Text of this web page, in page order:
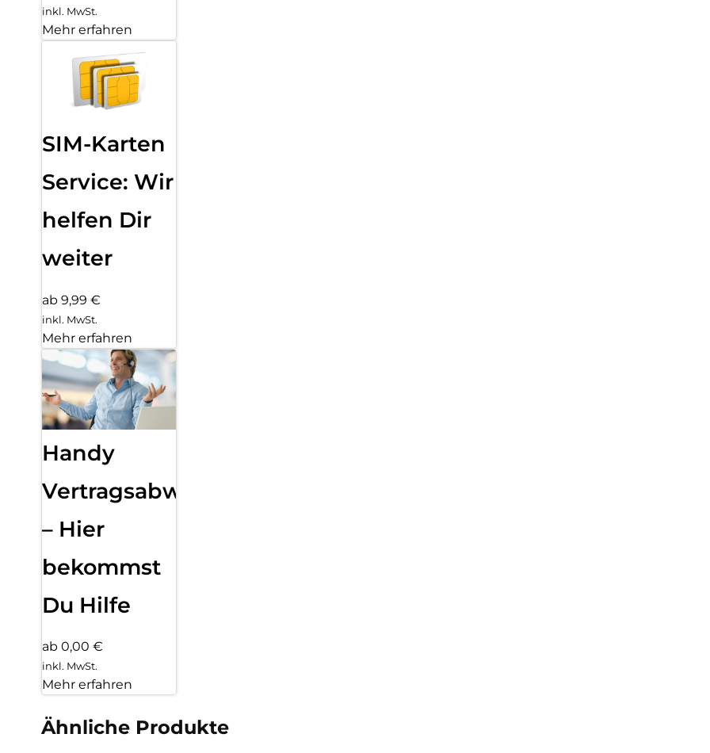
inkl. MwSt.
Mehr erfahren
SIM-Karten
Service: Wir
helfen Dir
weiter
ab 9,99 €
inkl. MwSt.
Mehr erfahren
Handy
Vertragsabwicklung
– Hier
bekommst
Du Hilfe
ab 0,00 €
inkl. MwSt.
Mehr erfahren
Ähnliche Produkte